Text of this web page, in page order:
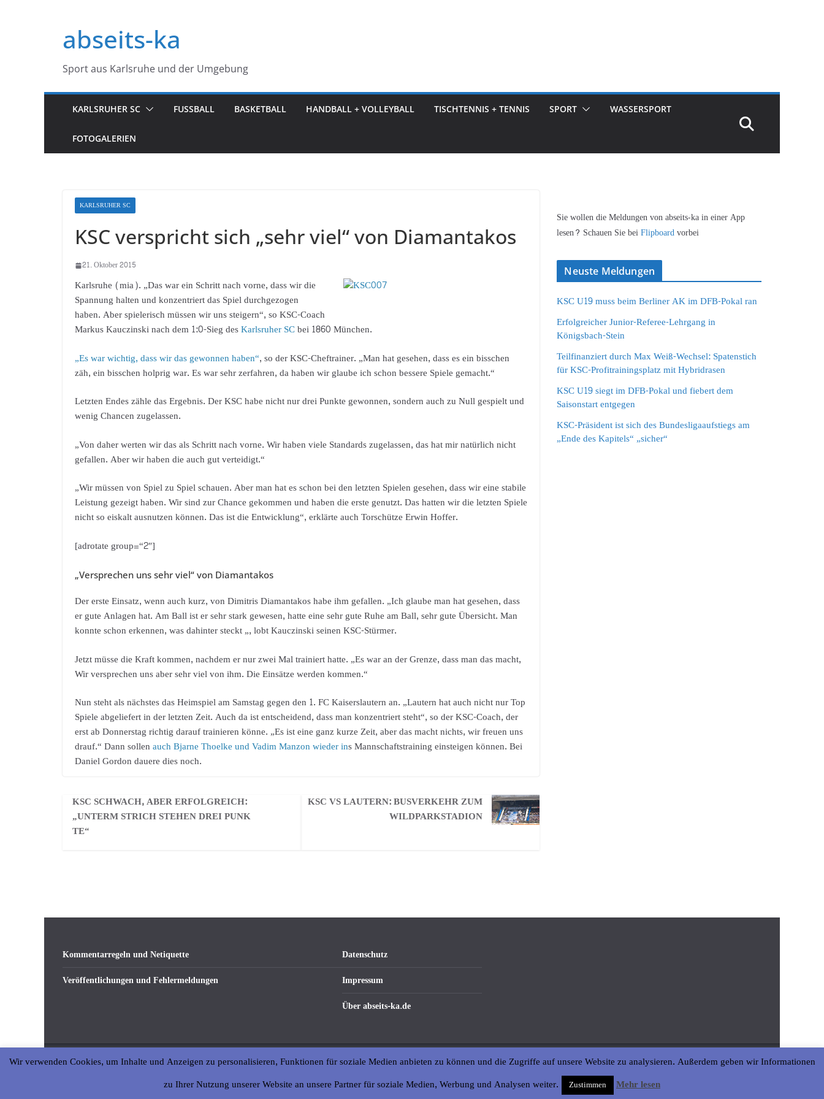
springenabseits-ka
Sport aus Karlsruhe und der Umgebung
KARLSRUHER SC FUSSBALL BASKETBALL HANDBALL + VOLLEYBALL TISCHTENNIS + TENNIS SPORT WASSERSPORT
FOTOGALERIEN
KARLSRUHER SC
KSC verspricht sich „sehr viel“ von Diamantakos
21. Oktober 2015
Karlsruhe (mia). „Das war ein Schritt nach vorne, dass wir die
Spannung halten und konzentriert das Spiel durchgezogen
haben. Aber spielerisch müssen wir uns steigern“, so KSC-Coach
Markus Kauczinski nach dem 1:0-Sieg desKarlsruher SCbei 1860 München.
„Es war wichtig, dass wir das gewonnen haben“, so der KSC-Cheftrainer. „Man hat gesehen, dass es ein bisschen
zäh, ein bisschen holprig war. Es war sehr zerfahren, da haben wir glaube ich schon bessere Spiele gemacht.“
Letzten Endes zähle das Ergebnis. Der KSC habe nicht nur drei Punkte gewonnen, sondern auch zu Null gespielt und
wenig Chancen zugelassen.
„Von daher werten wir das als Schritt nach vorne. Wir haben viele Standards zugelassen, das hat mir natürlich nicht
gefallen. Aber wir haben die auch gut verteidigt.“
„Wir müssen von Spiel zu Spiel schauen. Aber man hat es schon bei den letzten Spielen gesehen, dass wir eine stabile
Leistung gezeigt haben. Wir sind zur Chance gekommen und haben die erste genutzt. Das hatten wir die letzten Spiele
nicht so eiskalt ausnutzen können. Das ist die Entwicklung“, erklärte auch Torschütze Erwin Hoffer.
[adrotate group=“2″]
„Versprechen uns sehr viel“ von Diamantakos
Der erste Einsatz, wenn auch kurz, von Dimitris Diamantakos habe ihm gefallen. „Ich glaube man hat gesehen, dass
er gute Anlagen hat. Am Ball ist er sehr stark gewesen, hatte eine sehr gute Ruhe am Ball, sehr gute Übersicht. Man
konnte schon erkennen, was dahinter steckt „, lobt Kauczinski seinen KSC-Stürmer.
Jetzt müsse die Kraft kommen, nachdem er nur zwei Mal trainiert hatte. „Es war an der Grenze, dass man das macht,
Wir versprechen uns aber sehr viel von ihm. Die Einsätze werden kommen.“
Nun steht als nächstes das Heimspiel am Samstag gegen den 1. FC Kaiserslautern an. „Lautern hat auch nicht nur Top
Spiele abgeliefert in der letzten Zeit. Auch da ist entscheidend, dass man konzentriert steht“, so der KSC-Coach, der
erst ab Donnerstag richtig darauf trainieren könne. „Es ist eine ganz kurze Zeit, aber das macht nichts, wir freuen uns
drauf.“ Dann sollenauch Bjarne Thoelke und Vadim Manzon wieder ins Mannschaftstraining einsteigen können. Bei
Daniel Gordon dauere dies noch.
KSC SCHWACH, ABER ERFOLGREICH:
„UNTERM STRICH STEHEN DREI PUNK
TE“
KSC VS LAUTERN: BUSVERKEHR ZUM
WILDPARKSTADION
Sie wollen die Meldungen von abseits-ka in einer App
lesen? Schauen Sie beiFlipboardvorbei
Neuste Meldungen
KSC U19 muss beim Berliner AK im DFB-Pokal ran
Erfolgreicher Junior-Referee-Lehrgang in
Königsbach-Stein
Teilfinanziert durch Max Weiß-Wechsel: Spatenstich
für KSC-Profitrainingsplatz mit Hybridrasen
KSC U19 siegt im DFB-Pokal und fiebert dem
Saisonstart entgegen
KSC-Präsident ist sich des Bundesligaaufstiegs am
„Ende des Kapitels“ „sicher“
Kommentarregeln und Netiquette
Veröffentlichungen und Fehlermeldungen
Datenschutz
Impressum
Über abseits-ka.de
Copyright © 2026abseits-ka . All rights reserved.
Wir verwenden Cookies, um Inhalte und Anzeigen zu personalisieren, Funktionen für soziale Medien anbieten zu können und die Zugriffe auf unsere Website zu analysieren. Außerdem geben wir Informationen
zu Ihrer Nutzung unserer Website an unsere Partner für soziale Medien, Werbung und Analysen weiter.
Zustimmen Mehr lesen